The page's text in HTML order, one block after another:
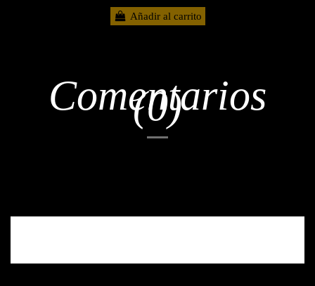
Añadir al carrito
Comentarios
(0)